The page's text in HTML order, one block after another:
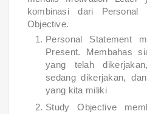
kombinasi dari Personal
Objective.
Personal Statement
Present. Membahas
yang telah
sedang dikerjakan,
yang kita miliki
Study Objective